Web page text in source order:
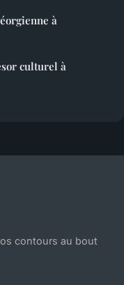
à
culturel à
contours au bout